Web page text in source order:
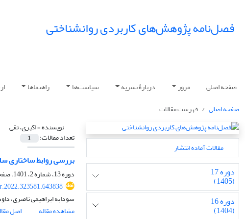
فصل‌نامه پژوهش‌های کاربردی روانشناختی
صفحه اصلی مرور دربارۀ نشریه سیاست‌ها راهنماها
صفحه اصلی
فهرست مقالات
مقالات آماده انتشار
دوره 17
(1405)
دوره 16
(1404)
نویسنده =اکبری، تقی
تعداد مقالات: 1
بررسی روابط ساختاری
دوره 13، شماره 2، 1401، صفحه
سودابه ابراهیمی ناصری،
مشاهده مقاله
اصل